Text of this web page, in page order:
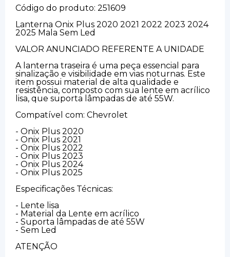
Código do produto: 251609
Lanterna Onix Plus 2020 2021 2022 2023 2024
2025 Mala Sem Led
VALOR ANUNCIADO REFERENTE A UNIDADE
A lanterna traseira é uma peça essencial para
sinalização e visibilidade em vias noturnas. Este
item possui material de alta qualidade e
resistência, composto com sua lente em acrílico
lisa, que suporta lâmpadas de até 55W.
Compatível com: Chevrolet
- Onix Plus 2020
- Onix Plus 2021
- Onix Plus 2022
- Onix Plus 2023
- Onix Plus 2024
- Onix Plus 2025
Especificações Técnicas:
- Lente lisa
- Material da Lente em acrílico
- Suporta lâmpadas de até 55W
- Sem Led
ATENÇÃO